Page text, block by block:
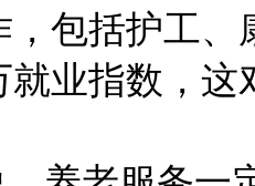
，包括护工
就业指数，